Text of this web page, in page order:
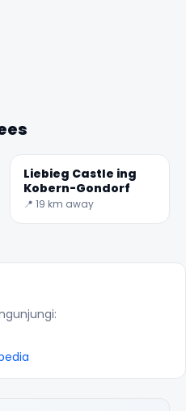
Liebieg Castle ing
Kobern-Gondorf
📍 19 km away